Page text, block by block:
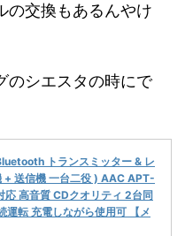
の交換もあるんやけ
のシエスタの時にで
トランスミッター & レ
+ 送信機 一台二役 ) AAC APT-
応 高音質 CDクオリティ 2台同
運転 充電しながら使用可 【メ